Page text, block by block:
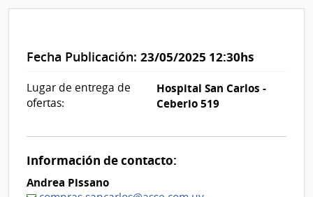
Fecha Publicación: 23/05/2025 12:30hs
Lugar de entrega de
ofertas:
Hospital San Carlos -
Ceberio 519
Información de contacto:
Andrea Pissano